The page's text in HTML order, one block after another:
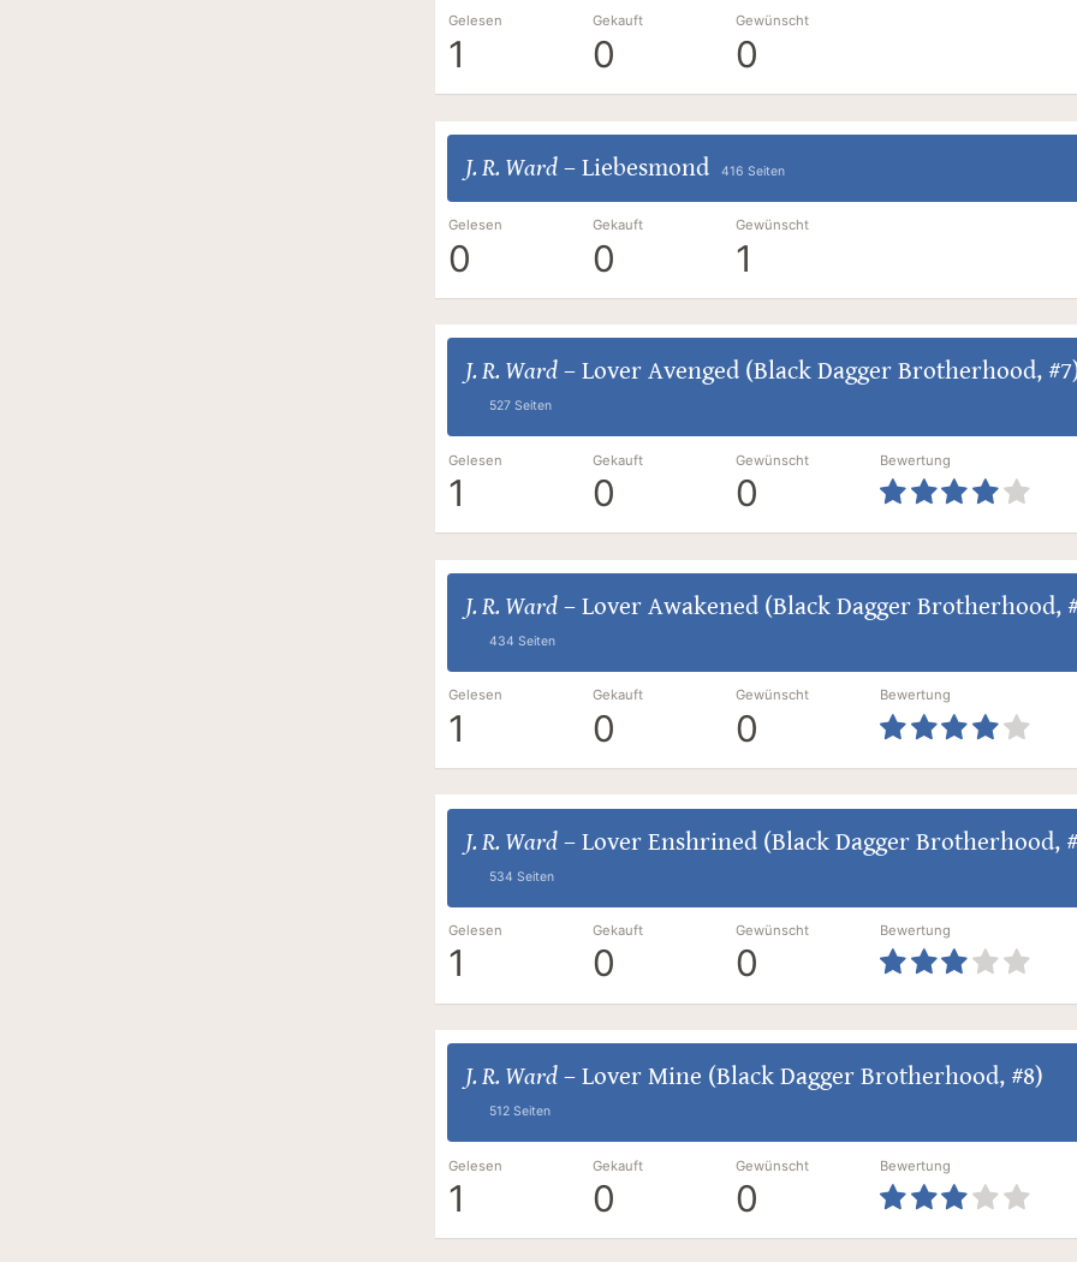
Gelesen
1
Gekauft
0
Gewünscht
0
J. R. Ward– Liebesmond 416 Seiten
Gelesen
0
Gekauft
0
Gewünscht
1
J. R. Ward– Lover Avenged (Black Dagger Brotherhood,
527 Seiten
Gelesen
1
Gekauft
0
Gewünscht
0
Bewertung
J. R. Ward– Lover Awakened (Black Dagger Brotherhood,
434 Seiten
Gelesen
1
Gekauft
0
Gewünscht
0
Bewertung
J. R. Ward– Lover Enshrined (Black Dagger Brotherhood,
534 Seiten
Gelesen
1
Gekauft
0
Gewünscht
0
Bewertung
J. R. Ward– Lover Mine (Black Dagger Brotherhood, #8)
512 Seiten
Gelesen
1
Gekauft
0
Gewünscht
0
Bewertung